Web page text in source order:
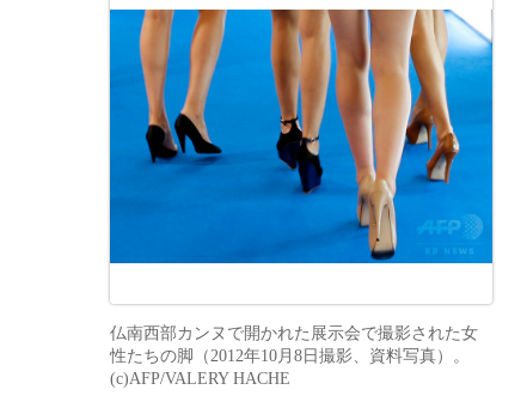
仏南西部カンヌで開かれた展示会で撮影された女
性たちの脚（2012年10月8日撮影、資料写真）。
(c)AFP/VALERY HACHE